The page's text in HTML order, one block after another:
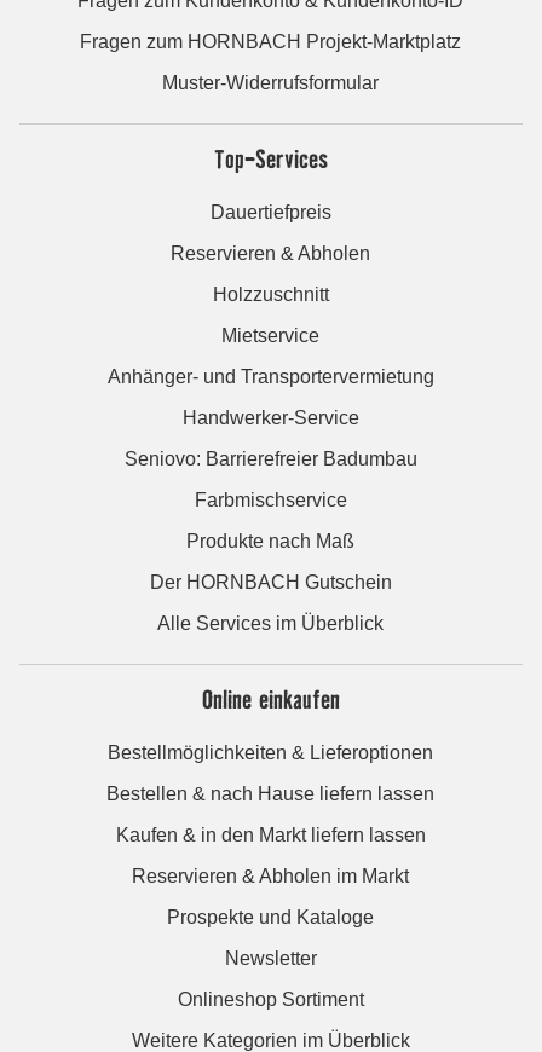
Fragen zum HORNBACH Projekt-Marktplatz
Muster-Widerrufsformular
Top-Services
Dauertiefpreis
Reservieren & Abholen
Holzzuschnitt
Mietservice
Anhänger- und Transportervermietung
Handwerker-Service
Seniovo: Barrierefreier Badumbau
Farbmischservice
Produkte nach Maß
Der HORNBACH Gutschein
Alle Services im Überblick
Online einkaufen
Bestellmöglichkeiten & Lieferoptionen
Bestellen & nach Hause liefern lassen
Kaufen & in den Markt liefern lassen
Reservieren & Abholen im Markt
Prospekte und Kataloge
Newsletter
Onlineshop Sortiment
Weitere Kategorien im Überblick